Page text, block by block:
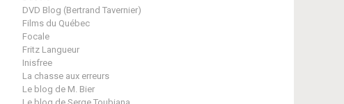
DVD Blog (Bertrand Tavernier)
Films du Québec
Focale
Fritz Langueur
Inisfree
La chasse aux erreurs
Le blog de M. Bier